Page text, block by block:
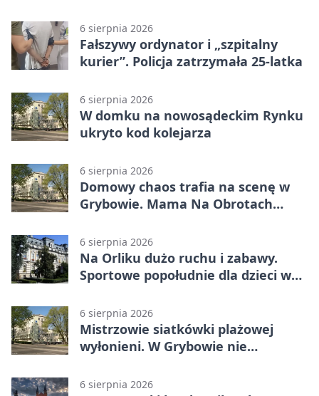
6 sierpnia 2026
Fałszywy ordynator i „szpitalny
kurier”. Policja zatrzymała 25-latka
6 sierpnia 2026
W domku na nowosądeckim Rynku
ukryto kod kolejarza
6 sierpnia 2026
Domowy chaos trafia na scenę w
Grybowie. Mama Na Obrotach
6 sierpnia 2026
Na Orliku dużo ruchu i zabawy.
Sportowe popołudnie dla dzieci w
6 sierpnia 2026
Mistrzowie siatkówki plażowej
wyłonieni. W Grybowie nie
6 sierpnia 2026